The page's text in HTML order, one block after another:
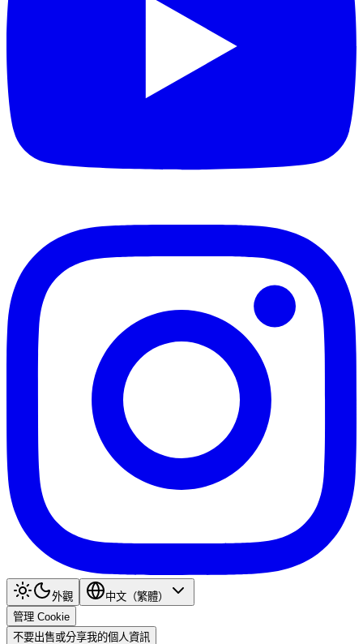
外觀
中文（繁體）
管理 Cookie
不要出售或分享我的個人資訊